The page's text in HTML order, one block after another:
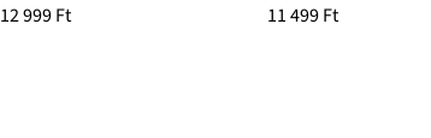
12 999 Ft 11 499 Ft